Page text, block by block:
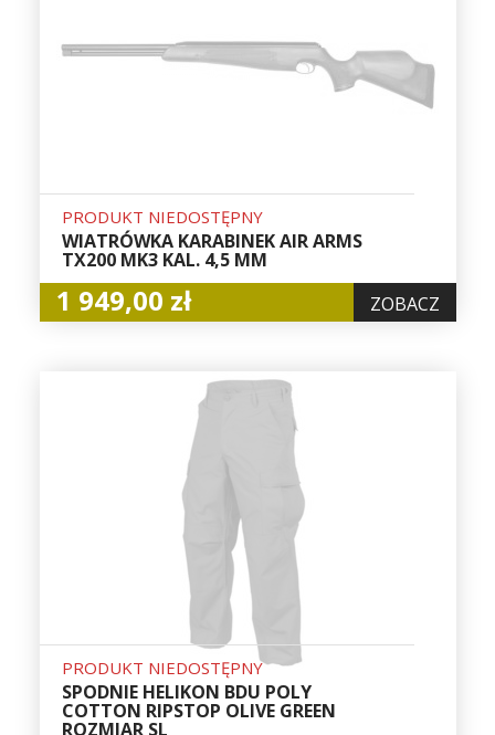
PRODUKT NIEDOSTĘPNY
WIATRÓWKA KARABINEK AIR ARMS
TX200 MK3 KAL. 4,5 MM
1 949,00 zł ZOBACZ
PRODUKT NIEDOSTĘPNY
SPODNIE HELIKON BDU POLY
COTTON RIPSTOP OLIVE GREEN
ROZMIAR SL